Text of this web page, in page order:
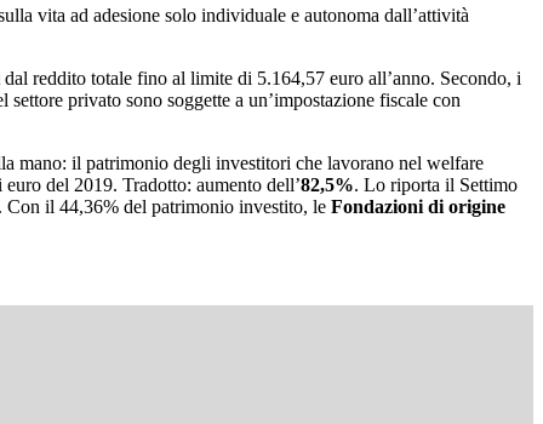
vita ad adesione solo individuale e autonoma dall’attività
dal reddito totale fino al limite di 5.164,57 euro all’anno. Secondo, i
privato sono soggette a un’impostazione fiscale con
mano: il patrimonio degli investitori che lavorano nel welfare
euro del 2019. Tradotto: aumento dell’82,5%. Lo riporta il Settimo
il 44,36% del patrimonio investito, le Fondazioni di origine